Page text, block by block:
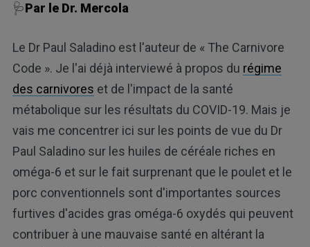
🩺Par le Dr. Mercola
Le Dr Paul Saladino est l'auteur de « The Carnivore
Code ». Je l'ai déjà interviewé à propos du régime
des carnivores et de l'impact de la santé
métabolique sur les résultats du COVID-19. Mais je
vais me concentrer ici sur les points de vue du Dr
Paul Saladino sur les huiles de céréale riches en
oméga-6 et sur le fait surprenant que le poulet et le
porc conventionnels sont d'importantes sources
furtives d'acides gras oméga-6 oxydés qui peuvent
contribuer à une mauvaise santé en altérant la